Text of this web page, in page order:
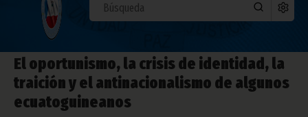
El oportunismo, la crisis de identidad, la
traición y el antinacionalismo de algunos
ecuatoguineanos